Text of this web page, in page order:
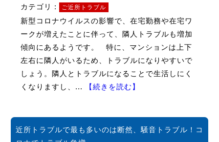
カテゴリ : ご近所トラブル
新型コロナウイルスの影響で、在宅勤務や在宅ワ
ークが増えたことに伴って、隣人トラブルも増加
傾向にあるようです。 特に、マンションは上下
左右に隣人がいるため、トラブルになりやすいで
しょう。隣人とトラブルになることで生活しにく
くなりますし、...
【続きを読む】
近所トラブルで最も多いのは断然、騒音トラブル！コ